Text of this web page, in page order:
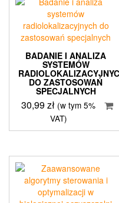
BADANIE I ANALIZA
SYSTEMÓW
DO ZASTOSOWAŃ
SPECJALNYCH
30,99zł (w tym 5%
VAT)